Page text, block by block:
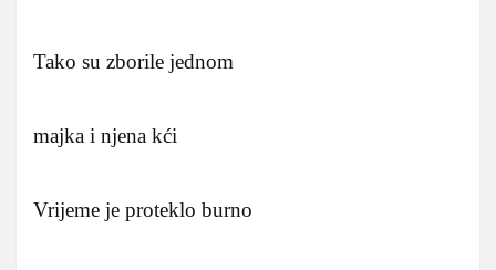
Tako su zborile jednom
majka i njena kći
Vrijeme je proteklo burno